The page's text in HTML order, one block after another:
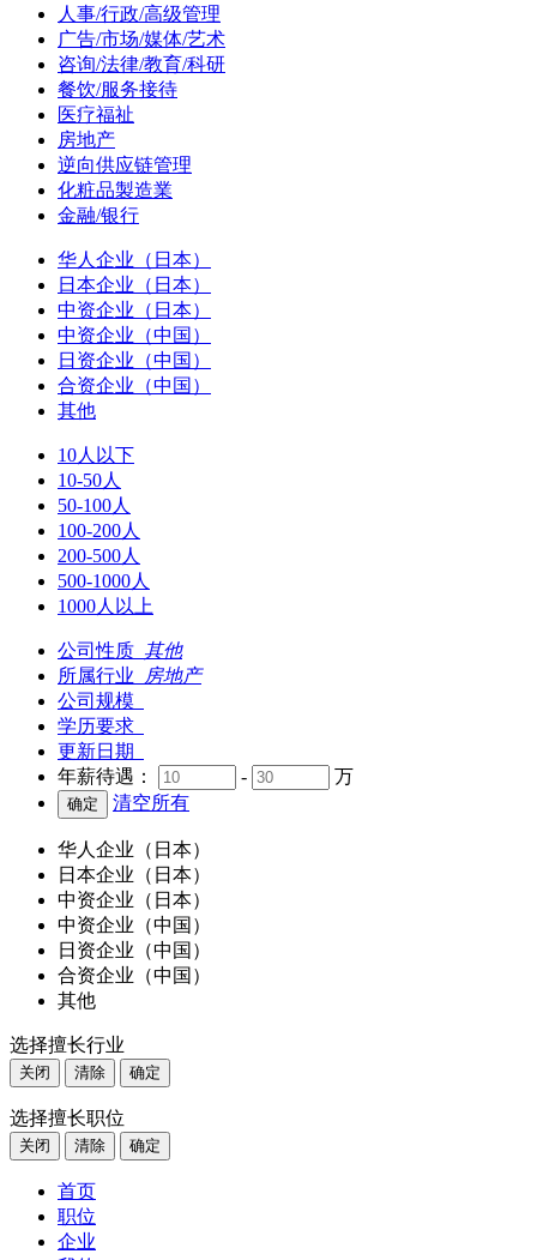
人事/行政/高级管理
广告/市场/媒体/艺术
咨询/法律/教育/科研
餐饮/服务接待
医疗福祉
房地产
逆向供应链管理
化粧品製造業
金融/银行
华人企业（日本）
日本企业（日本）
中资企业（日本）
中资企业（中国）
日资企业（中国）
合资企业（中国）
其他
10人以下
10-50人
50-100人
100-200人
200-500人
500-1000人
1000人以上
公司性质 其他
所属行业 房地产
公司规模
学历要求
更新日期
年薪待遇：
-
万
清空所有
华人企业（日本）
日本企业（日本）
中资企业（日本）
中资企业（中国）
日资企业（中国）
合资企业（中国）
其他
选择擅长行业
关闭 清除 确定
选择擅长职位
关闭 清除 确定
首页
职位
企业